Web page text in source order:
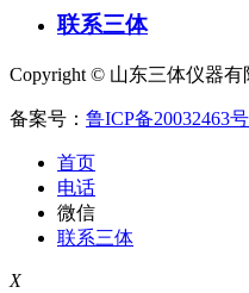
联系三体
Copyright © 山东三体仪器
备案号： 鲁ICP备20032463号
首页
电话
微信
联系三体
X